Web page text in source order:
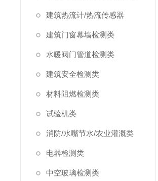
建筑热流计/热流传感器
建筑门窗幕墙检测类
水暖阀门管道检测类
建筑安全检测类
材料阻燃检测类
试验机类
消防/水嘴节水/农业灌溉类
电器检测类
中空玻璃检测类